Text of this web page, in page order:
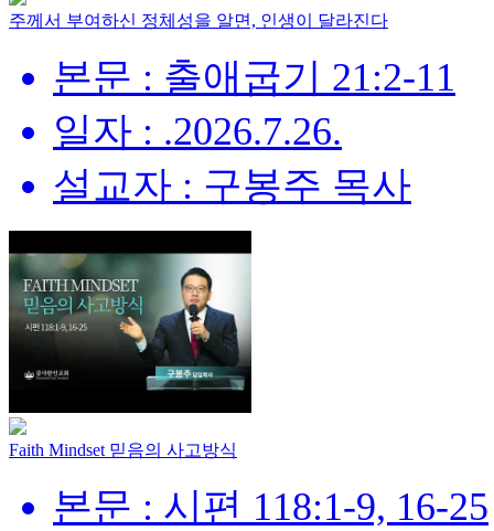
주께서 부여하신 정체성을 알면, 인생이 달라진다
본문 : 출애굽기 21:2-11
일자 : .2026.7.26.
설교자 : 구봉주 목사
Faith Mindset 믿음의 사고방식
본문 : 시편 118:1-9, 16-25